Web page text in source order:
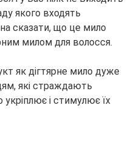
якого входять
сказати, що це мило
милом для волосся.
як дігтярне мило дуже
які страждають
і стимулює їх